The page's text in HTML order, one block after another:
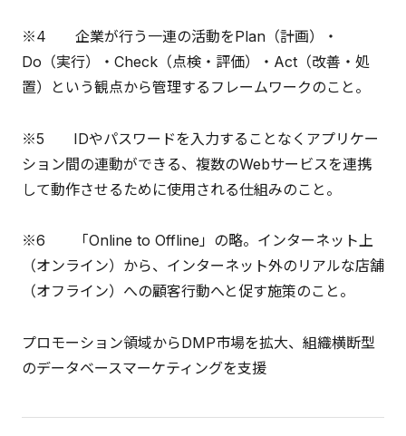
※4 企業が行う一連の活動をPlan（計画）・
Do（実行）・Check（点検・評価）・Act（改善・処
置）という観点から管理するフレームワークのこと。
※5 IDやパスワードを入力することなくアプリケー
ション間の連動ができる、複数のWebサービスを連携
して動作させるために使用される仕組みのこと。
※6 「Online to Offline」の略。インターネット上
（オンライン）から、インターネット外のリアルな店舗
（オフライン）への顧客行動へと促す施策のこと。
プロモーション領域からDMP市場を拡大、組織横断型
のデータベースマーケティングを支援